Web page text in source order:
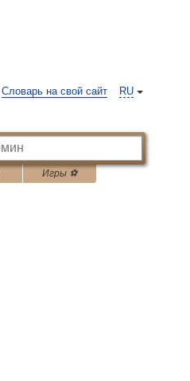
RU
Словарь на свой сайт
Игры ⚽